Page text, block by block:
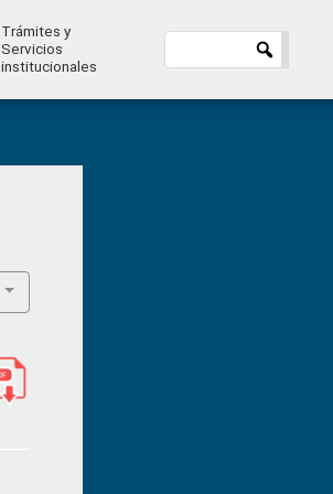
Trámites y
Servicios
institucionales